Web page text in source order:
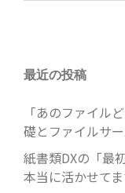
最近の投稿
「あのファイル
礎とファイルサ
紙書類DXの「最
本当に活かせて